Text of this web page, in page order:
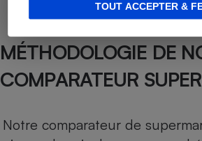
TOUT ACCEPTER &
MÉTHODOLOGIE DE
COMPARATEUR
Notre comparateur de